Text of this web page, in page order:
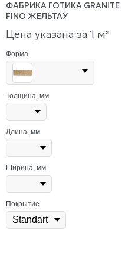
ФАБРИКА ГОТИКА GRANITE
FINO ЖЕЛЬТАУ
Цена указана за 1 м²
Форма
Толщина, мм
Длина, мм
Ширина, мм
Покрытие